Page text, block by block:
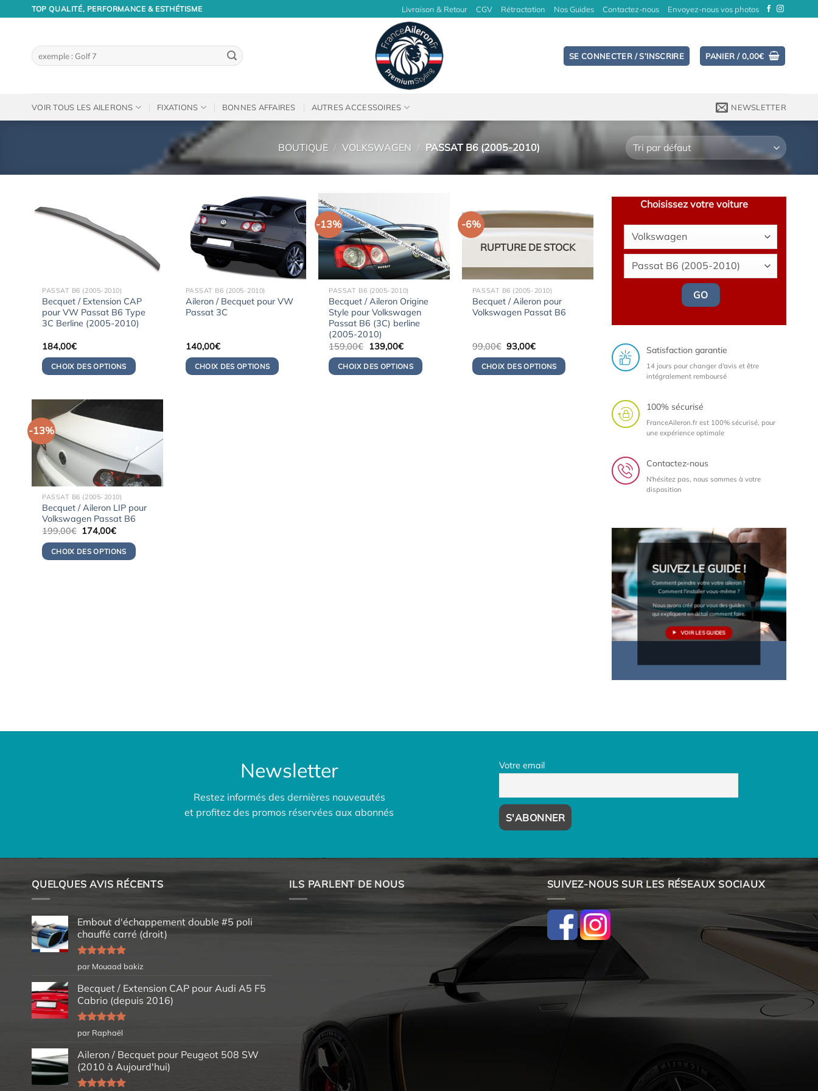
TOP QUALITÉ, PERFORMANCE & ESTHÉTISME Livraison & Retour CGV Rétractation Nos Guides Contactez-nous Envoyez-nous vos photos
Recherche
pour :
SE CONNECTER / S’INSCRIRE PANIER /0,00€
VOIR TOUS LES AILERONS FIXATIONS BONNES AFFAIRES AUTRES ACCESSOIRES NEWSLETTER
BOUTIQUE / VOLKSWAGEN / PASSAT B6 (2005-2010)
PASSAT B6 (2005-2010)
Becquet / Extension CAP
pour VW Passat B6 Type
3C Berline (2005-2010)
184,00€
CHOIX DES OPTIONS
PASSAT B6 (2005-2010)
Aileron / Becquet pour VW
Passat 3C
140,00€
CHOIX DES OPTIONS
-13%
PASSAT B6 (2005-2010)
Becquet / Aileron Origine
Style pour Volkswagen
Passat B6 (3C) berline
(2005-2010)
159,00€ Le
initial
était :
139,00€Le
actuel
est :
CHOIX DES OPTIONS
-6%
RUPTURE DE STOCK
PASSAT B6 (2005-2010)
Becquet / Aileron pour
Volkswagen Passat B6
99,00€ Le
prix
initial
était :
93,00€Le
actuel
est :
CHOIX DES OPTIONS
-13%
PASSAT B6 (2005-2010)
Becquet / Aileron LIP pour
Volkswagen Passat B6
199,00€ Le
initial
était :
174,00€Le
actuel
est :
CHOIX DES OPTIONS
Choisissez votre voiture
GO
Satisfaction garantie
14 jours pour changer d'avis et être
intégralement remboursé
100% sécurisé
FranceAileron.fr est 100% sécurisé, pour
une expérience optimale
Contactez-nous
N'hésitez pas, nous sommes à votre
disposition
SUIVEZ LE GUIDE !
Comment peindre votre votre aileron ?
Comment l'installer vous-même ?
Nous avons créé pour vous des guides
qui expliquent en détail comment faire.
VOIR LES GUIDES
Newsletter
Restez informés des dernières nouveautés
et profitez des promos réservées aux abonnés
Votre email
QUELQUES AVIS RÉCENTS
Embout d'échappement double #5 poli
chauffé carré (droit)
Note5sur
5
par Mouaad bakiz
Becquet / Extension CAP pour Audi A5 F5
Cabrio (depuis 2016)
Note5sur
5
par Raphaël
Aileron / Becquet pour Peugeot 508 SW
(2010 à Aujourd'hui)
ILS PARLENT DE NOUS SUIVEZ-NOUS SUR LES RÉSEAUX SOCIAUX